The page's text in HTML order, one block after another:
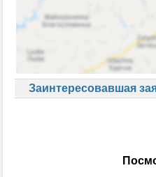
Заинтересовавшая